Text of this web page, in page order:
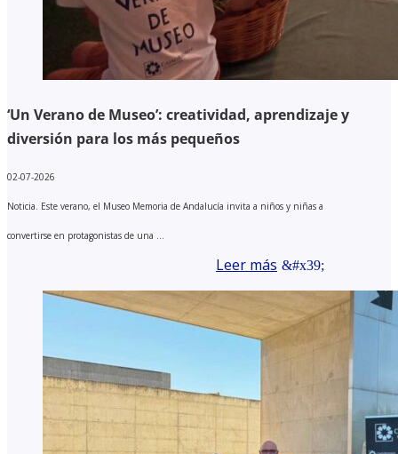
‘Un Verano de Museo’: creatividad, aprendizaje y
diversión para los más pequeños
02-07-2026
Noticia. Este verano, el Museo Memoria de Andalucía invita a niños y niñas a
convertirse en protagonistas de una ...
Leer más